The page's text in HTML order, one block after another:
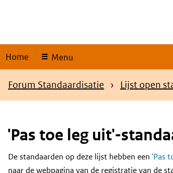
Home Menu
Kruimelpad
Forum Standaardisatie Lijst open
'Pas toe leg uit'-
Content
De standaarden op deze lijst hebben een 'Pas
naar de webpagina van de registratie van de